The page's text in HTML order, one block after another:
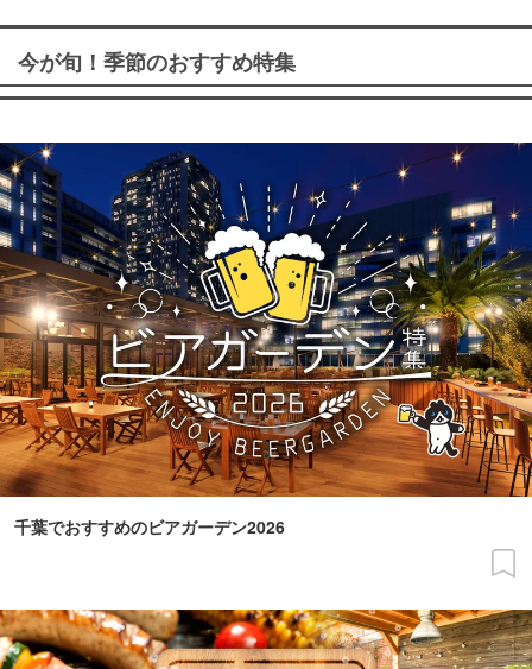
今が旬！季節のおすすめ特集
千葉でおすすめのビアガーデン2026